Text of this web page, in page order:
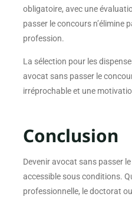
obligatoire, avec une
passer le concours n’élimine
profession.
La sélection pour les
avocat sans passer le
irréprochable et une
Conclusion
Devenir avocat sans passer
accessible sous conditions.
professionnelle, le doctorat